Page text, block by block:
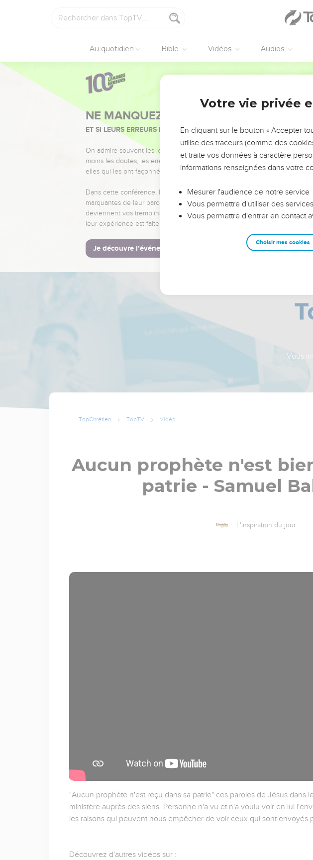
Au quotidien Bible Vidéos Audios
NE MANQUEZ PAS L’ÉVÉNEMENT DE
ET SI LEURS ERREURS POUVAIENT VOUS ÉVITER LES VOTRES ?
On admire souvent les leaders pour leurs réussites, leur impact, leur foi ou
moins les doutes, les erreurs et les saisons difficiles qu'ils ont traversés,
elles qui les ont façonnés.
Dans cette conférence, leaders, entrepreneurs, et responsables reviennent
marquantes de leur parcours et les clés pour avancer avec plus de
deviennent vos tremplins. Que vous guidiez un ministère, une équipe, un
leur expérience est faite pour vous.
Je découvre l’événement
Vous
TopChrétien TopTV Vidéo
Aucun prophète n'est
patrie - Samuel
L'inspiration du jour
"Aucun prophète n'est reçu dans sa patrie" ces paroles de Jésus dans
ministère auprès des siens. Personne n'a vu et n'a voulu voir en lui
les raisons qui peuvent nous empêcher de voir ceux qui sont envoyés
Découvrez d'autres vidéos sur :
Votre vie privée
En cliquant sur le bouton « Accepter
utilise des traceurs (comme des
et traite vos données à caractère
informations renseignées dans votre
Mesurer l'audience de notre service
Vous permettre d'utiliser des
Vous permettre d'entrer en contact
Choisir mes cookies